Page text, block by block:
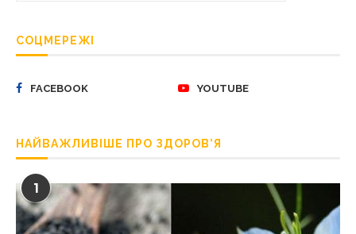
СОЦМЕРЕЖІ
FACEBOOK YOUTUBE
НАЙВАЖЛИВІШЕ ПРО ЗДОРОВ’Я
1